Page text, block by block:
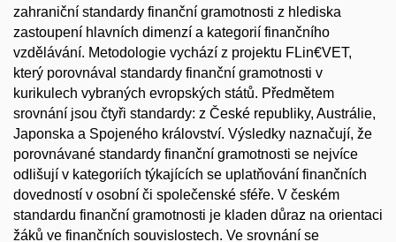
zahraniční standardy finanční gramotnosti z hlediska
zastoupení hlavních dimenzí a kategorií finančního
vzdělávání. Metodologie vychází z projektu FLin€VET,
který porovnával standardy finanční gramotnosti v
kurikulech vybraných evropských států. Předmětem
srovnání jsou čtyři standardy: z České republiky, Austrálie,
Japonska a Spojeného království. Výsledky naznačují, že
porovnávané standardy finanční gramotnosti se nejvíce
odlišují v kategoriích týkajících se uplatňování finančních
dovedností v osobní či společenské sféře. V českém
standardu finanční gramotnosti je kladen důraz na orientaci
žáků ve finančních souvislostech. Ve srovnání se